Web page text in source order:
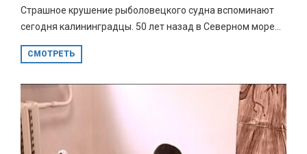
Страшное крушение рыболовецкого судна вспоминают
сегодня калининградцы. 50 лет назад в Северном море...
СМОТРЕТЬ